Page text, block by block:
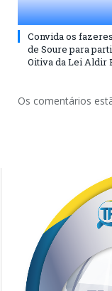
Convida os
de Soure para
Oitiva da Lei Aldir
Os comentários